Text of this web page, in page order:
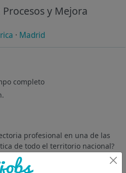
y Mejora
· Madrid
completo
profesional en una de las
de todo el territorio nacional?
multinacional de referencia en
de suministro, en la que